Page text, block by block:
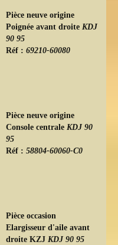
Pièce neuve origine
Poignée avant droite KDJ
90 95
Réf : 69210-60080
Pièce neuve origine
Console centrale KDJ 90
95
Réf : 58804-60060-C0
Pièce occasion
Elargisseur d'aile avant
droite KZJ KDJ 90 95